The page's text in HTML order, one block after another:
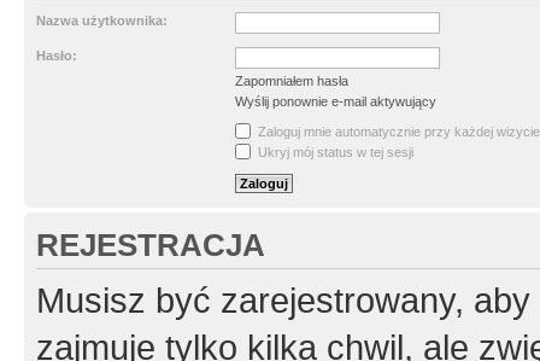
Nazwa użytkownika:
Hasło:
Zapomniałem hasła
Wyślij ponownie e-mail aktywujący
Zaloguj mnie automatycznie przy każdej wizycie
Ukryj mój status w tej sesji
REJESTRACJA
Musisz być zarejestrowany,
zajmuje tylko kilka chwil, ale